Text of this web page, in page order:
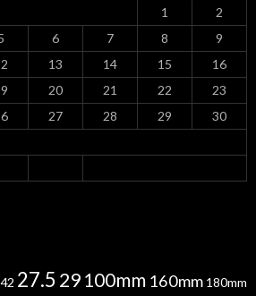
1
2
6 7 8
9
13 14 15
16
20 21 22
23
27 28 29
30
27.5 29 100mm 160mm 180mm